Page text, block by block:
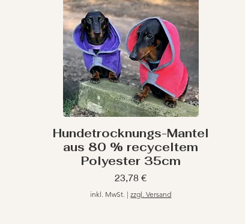
Hundetrocknungs-Mantel
aus 80 % recyceltem
Polyester 35cm
Preis
23,78 €
inkl. MwSt. |zzgl. Versand